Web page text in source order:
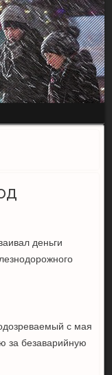
деньги
с мая
за безаварийную